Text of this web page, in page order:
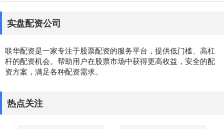
实盘配资公司
联华配资是一家专注于股票配资的服务平台，提供低门槛、高杠
杆的配资机会。帮助用户在股票市场中获得更高收益，安全的配
资方案，满足各种配资需求。
热点关注